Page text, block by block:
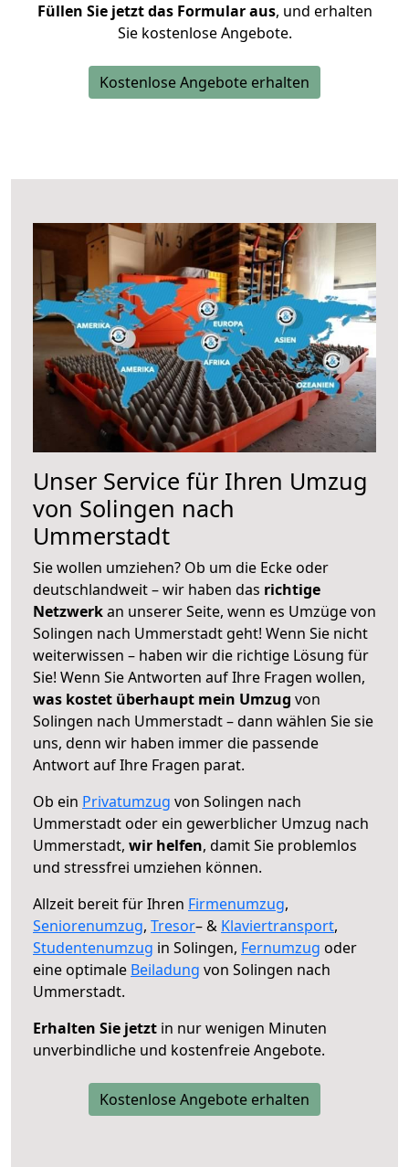
Füllen Sie jetzt das Formular aus, und erhalten
Sie kostenlose Angebote.
Kostenlose Angebote erhalten
Unser Service für Ihren Umzug
von Solingen nach
Ummerstadt
Sie wollen umziehen? Ob um die Ecke oder
deutschlandweit – wir haben das richtige
Netzwerkan unserer Seite, wenn es Umzüge von
Solingen nach Ummerstadt geht! Wenn Sie nicht
weiterwissen – haben wir die richtige Lösung für
Sie! Wenn Sie Antworten auf Ihre Fragen wollen,
was kostet überhaupt mein Umzug von
Solingen nach Ummerstadt – dann wählen Sie sie
uns, denn wir haben immer die passende
Antwort auf Ihre Fragen parat.
Ob ein Privatumzug von Solingen nach
Ummerstadt oder ein gewerblicher Umzug nach
Ummerstadt, wir helfen, damit Sie problemlos
und stressfrei umziehen können.
Allzeit bereit für Ihren Firmenumzug,
Seniorenumzug, Tresor– & Klaviertransport,
Studentenumzug in Solingen, Fernumzug oder
eine optimale Beiladung von Solingen nach
Ummerstadt.
Erhalten Sie jetzt in nur wenigen Minuten
unverbindliche und kostenfreie Angebote.
Kostenlose Angebote erhalten